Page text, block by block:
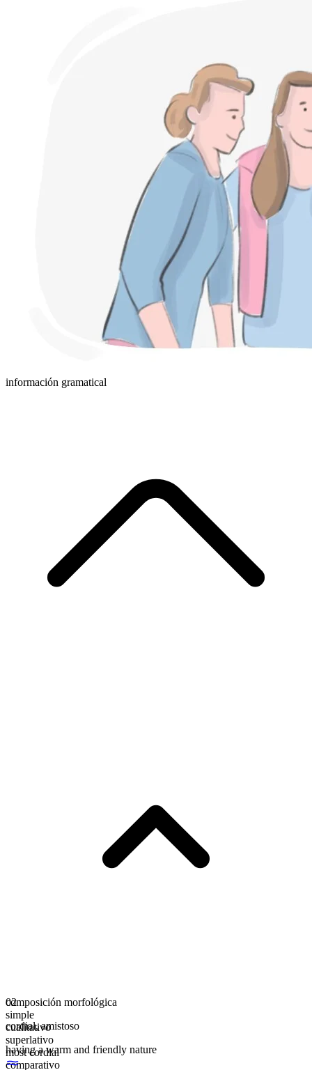
información gramatical
composición morfológica
simple
cualitativo
superlativo
most cordial
comparativo
02
cordial,amistoso
having a warm and friendly nature